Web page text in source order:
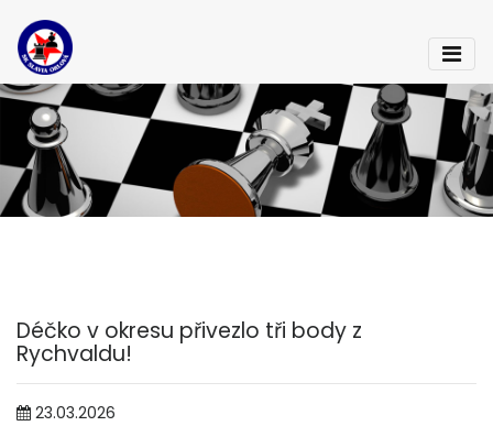
Déčko v okresu přivezlo tři body z
Rychvaldu!
23.03.2026